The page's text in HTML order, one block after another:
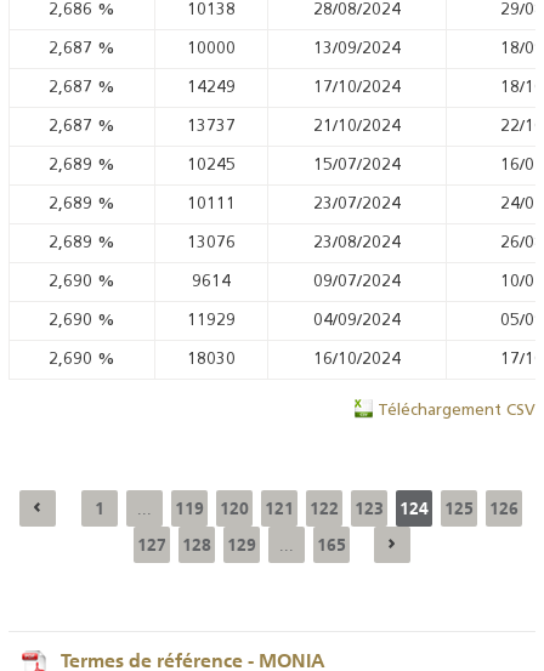
2,686 % 10138 28/08/2024 29/
2,687 % 10000 13/09/2024 18/
2,687 % 14249 17/10/2024 18/
2,687 % 13737 21/10/2024 22/
2,689 % 10245 15/07/2024 16/
2,689 % 10111 23/07/2024 24/
2,689 % 13076 23/08/2024 26/
2,690 % 9614 09/07/2024 10/
2,690 % 11929 04/09/2024 05/
2,690 % 18030 16/10/2024 17/
Téléchargement CSV
1 119 120 121 122 123 124 125
126
127
128 129 165
Termes de référence - MONIA